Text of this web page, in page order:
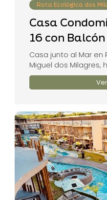
Rota Ecológica dos
Casa
16 con Balcón
Casa junto al Mar en
Miguel dos Milagres,